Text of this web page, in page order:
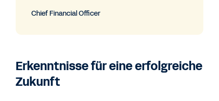
Chief Financial Officer
Erkenntnisse für eine erfolgreiche
Zukunft